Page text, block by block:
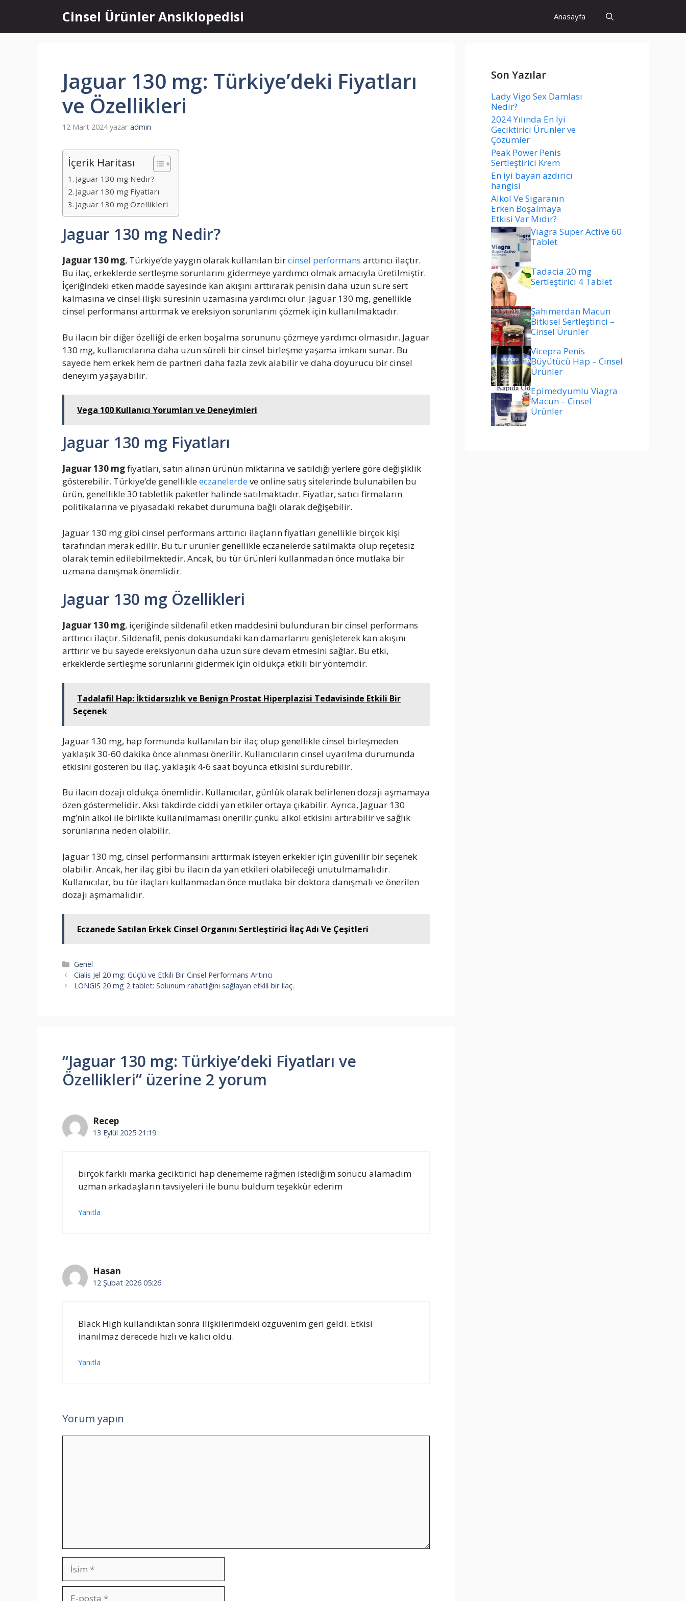
Cinsel Ürünler Ansiklopedisi Anasayfa
Jaguar 130 mg: Türkiye’deki Fiyatları
ve Özellikleri
12 Mart 2024 yazar admin
İçerik Haritası
Jaguar 130 mg Nedir?
Jaguar 130 mg Fiyatları
Jaguar 130 mg Özellikleri
Jaguar 130 mg Nedir?
Jaguar 130 mg, Türkiye’de yaygın olarak kullanılan bircinsel performans arttırıcı ilaçtır.
Bu ilaç, erkeklerde sertleşme sorunlarını gidermeye yardımcı olmak amacıyla üretilmiştir.
İçeriğindeki etken madde sayesinde kan akışını arttırarak penisin daha uzun süre sert
kalmasına ve cinsel ilişki süresinin uzamasına yardımcı olur. Jaguar 130 mg, genellikle
cinsel performansı arttırmak ve ereksiyon sorunlarını çözmek için kullanılmaktadır.
Bu ilacın bir diğer özelliği de erken boşalma sorununu çözmeye yardımcı olmasıdır. Jaguar
130 mg, kullanıcılarına daha uzun süreli bir cinsel birleşme yaşama imkanı sunar. Bu
sayede hem erkek hem de partneri daha fazla zevk alabilir ve daha doyurucu bir cinsel
deneyim yaşayabilir.
Vega 100 Kullanıcı Yorumları ve Deneyimleri
Jaguar 130 mg Fiyatları
Jaguar 130 mgfiyatları, satın alınan ürünün miktarına ve satıldığı yerlere göre değişiklik
gösterebilir. Türkiye’de genellikleeczanelerdeve online satış sitelerinde bulunabilen bu
ürün, genellikle 30 tabletlik paketler halinde satılmaktadır. Fiyatlar, satıcı firmaların
politikalarına ve piyasadaki rekabet durumuna bağlı olarak değişebilir.
Jaguar 130 mg gibi cinsel performans arttırıcı ilaçların fiyatları genellikle birçok kişi
tarafından merak edilir. Bu tür ürünler genellikle eczanelerde satılmakta olup reçetesiz
olarak temin edilebilmektedir. Ancak, bu tür ürünleri kullanmadan önce mutlaka bir
uzmana danışmak önemlidir.
Jaguar 130 mg Özellikleri
Jaguar 130 mg, içeriğinde sildenafil etken maddesini bulunduran bir cinsel performans
arttırıcı ilaçtır. Sildenafil, penis dokusundaki kan damarlarını genişleterek kan akışını
arttırır ve bu sayede ereksiyonun daha uzun süre devam etmesini sağlar. Bu etki,
erkeklerde sertleşme sorunlarını gidermek için oldukça etkili bir yöntemdir.
Tadalafil Hap: İktidarsızlık ve Benign Prostat Hiperplazisi Tedavisinde Etkili Bir
Seçenek
Jaguar 130 mg, hap formunda kullanılan bir ilaç olup genellikle cinsel birleşmeden
yaklaşık 30-60 dakika önce alınması önerilir. Kullanıcıların cinsel uyarılma durumunda
etkisini gösteren bu ilaç, yaklaşık 4-6 saat boyunca etkisini sürdürebilir.
Bu ilacın dozajı oldukça önemlidir. Kullanıcılar, günlük olarak belirlenen dozajı aşmamaya
özen göstermelidir. Aksi takdirde ciddi yan etkiler ortaya çıkabilir. Ayrıca, Jaguar 130
mg’nin alkol ile birlikte kullanılmaması önerilir çünkü alkol etkisini artırabilir ve sağlık
sorunlarına neden olabilir.
Jaguar 130 mg, cinsel performansını arttırmak isteyen erkekler için güvenilir bir seçenek
olabilir. Ancak, her ilaç gibi bu ilacın da yan etkileri olabileceği unutulmamalıdır.
Kullanıcılar, bu tür ilaçları kullanmadan önce mutlaka bir doktora danışmalı ve önerilen
dozajı aşmamalıdır.
Eczanede Satılan Erkek Cinsel Organını Sertleştirici İlaç Adı Ve Çeşitleri
Kategoriler
Genel
Cialis Jel 20 mg: Güçlü ve Etkili Bir Cinsel Performans Artırıcı
LONGIS 20 mg 2 tablet: Solunum rahatlığını sağlayan etkili bir ilaç.
“Jaguar 130 mg: Türkiye’deki Fiyatları ve
Özellikleri” üzerine 2 yorum
Recep
13 Eylül 2025 21:19
birçok farklı marka geciktirici hap denememe rağmen istediğim sonucu alamadım
uzman arkadaşların tavsiyeleri ile bunu buldum teşekkür ederim
Yanıtla
Hasan
12 Şubat 2026 05:26
Black High kullandıktan sonra ilişkilerimdeki özgüvenim geri geldi. Etkisi
inanılmaz derecede hızlı ve kalıcı oldu.
Yanıtla
Yorum yapın
İsim
Son Yazılar
Lady Vigo Sex Damlası
Nedir?
2024 Yılında En İyi
Geciktirici Ürünler ve
Çözümler
Peak Power Penis
Sertleştirici Krem
En iyi bayan azdırıcı
hangisi
Alkol Ve Sigaranın
Erken Boşalmaya
Etkisi Var Mıdır?
Viagra Super Active 60
Tablet
Tadacia 20 mg
Sertleştirici 4 Tablet
Şahımerdan Macun
Bitkisel Sertleştirici –
Cinsel Ürünler
Vicepra Penis
Büyütücü Hap – Cinsel
Ürünler
Epimedyumlu Viagra
Macun – Cinsel
Ürünler